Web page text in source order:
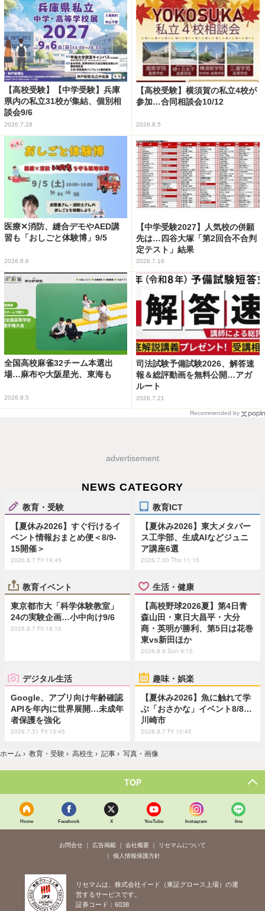
【高校受験】【中学受験】兵庫
県内の私立31校が集結、個別相
談会9/6
2026.7.28
【高校受験】横須賀の私立4校が
参加…合同相談会10/12
2026.8.5
医療✕消防、縫合デモやAED講
習も「おしごと体験博」9/5
2026.8.6
【中学受験2027】人気校の併願
先は…四谷大塚「第2回合不合判
定テスト」結果
2026.7.16
全国高校麻雀32チーム本選出
場…麻布や大阪星光、東海も
2026.8.5
司法試験予備試験2026、解答速
報＆総評動画を無料公開…アガ
ルート
2026.7.21
Recommended by
advertisement
NEWS CATEGORY
教育・受験
【夏休み2026】すぐ行けるイ
ベント情報おまとめ便＜8/9-
15開催＞
2026.8.7 Fri 19:45
教育ICT
【夏休み2026】東大メタバー
ス工学部、生成AIなどジュニ
ア講座6選
2026.7.30 Thu 11:15
教育イベント
東京都市大「科学体験教室」
24の実験企画…小中向け9/6
2026.8.7 Fri 18:15
生活・健康
【高校野球2026夏】第4日青
森山田・東日大昌平・大分
商・英明が勝利、第5日は花巻
東vs新田ほか
2026.8.9 Sun 9:15
デジタル生活
Google、アプリ向け年齢確認
APIを年内に世界展開…未成年
者保護を強化
2026.7.31 Fri 13:45
趣味・娯楽
【夏休み2026】魚に触れて学
ぶ「おさかな」イベント8/8…
川崎市
2026.8.7 Fri 10:45
ホーム › 教育・受験 › 高校生 › 記事 › 写真・画像
TOP
Home Facebook X YouTube Instagram line
お問合せ 広告掲載 会社概要
リセマムについて
個人情報保護方針
リセマムは、株式会社イード（東証グロース上場）の運
営するサービスです。
証券コード：6038